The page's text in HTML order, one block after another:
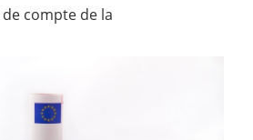
compte de la